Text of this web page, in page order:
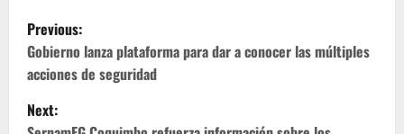
P
o
s
Previous:
Gobierno lanza plataforma para dar a conocer las múltiples
acciones de seguridad
Next: